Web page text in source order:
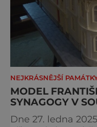
NEJKRÁSNĚJŠÍ
MODEL
SYNAGOGY V
Dne 27. ledna